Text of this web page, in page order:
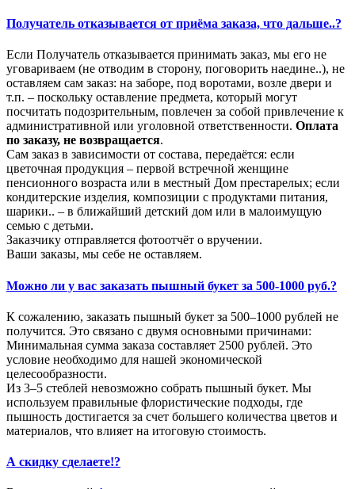
Получатель отказывается от приёма заказа, что дальше..?
Если Получатель отказывается принимать заказ, мы его не
уговариваем (не отводим в сторону, поговорить наедине..), не
оставляем сам заказ: на заборе, под воротами, возле двери и
т.п. – поскольку оставление предмета, который могут
посчитать подозрительным, повлечен за собой привлечение к
административной или уголовной ответственности. Оплата
по заказу, не возвращается.
Сам заказ в зависимости от состава, передаётся: если
цветочная продукция – первой встречной женщине
пенсионного возраста или в местный Дом престарелых; если
кондитерские изделия, композиции с продуктами питания,
шарики.. – в ближайший детский дом или в малоимущую
семью с детьми.
Заказчику отправляется фотоотчёт о вручении.
Ваши заказы, мы себе не оставляем.
Можно ли у вас заказать пышный букет за 500-1000 руб.?
К сожалению, заказать пышный букет за 500–1000 рублей не
получится. Это связано с двумя основными причинами:
Минимальная сумма заказа составляет 2500 рублей. Это
условие необходимо для нашей экономической
целесообразности.
Из 3–5 стеблей невозможно собрать пышный букет. Мы
используем правильные флористические подходы, где
пышность достигается за счет большего количества цветов и
материалов, что влияет на итоговую стоимость.
А скидку сделаете!?